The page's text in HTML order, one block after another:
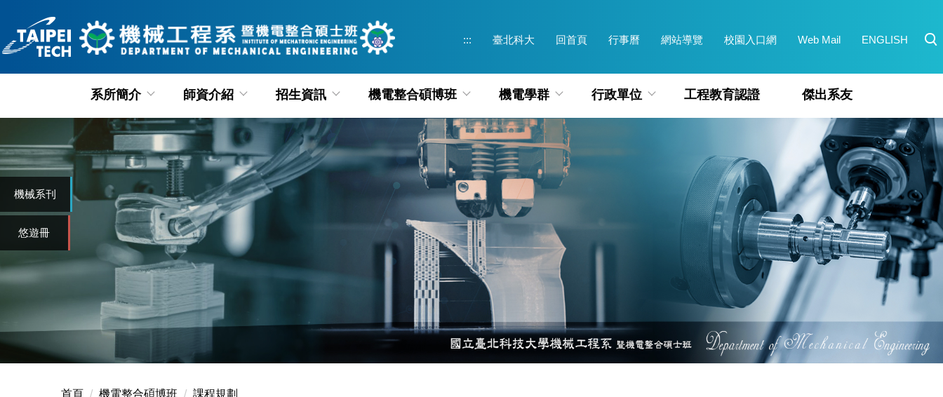
到
主
機械系刊
悠遊冊
::: 臺北科大 回首頁 行事曆 網站導覽 校園入口網 Web Mail ENGLISH
系所簡介 師資介紹 招生資訊 機電整合碩博班 機電學群 行政單位 工程教育認證 傑出系友
首頁 機電整合碩博班 課程規劃